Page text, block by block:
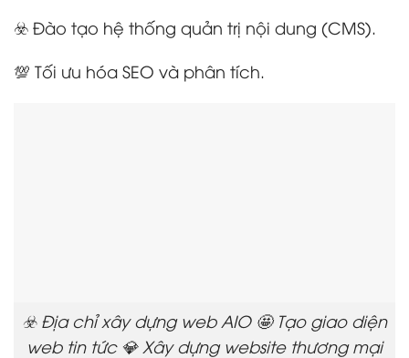
☣️ Đào tạo hệ thống quản trị nội dung (CMS).
💯 Tối ưu hóa SEO và phân tích.
☣️ Địa chỉ xây dựng web AIO 🤩 Tạo giao diện
web tin tức 💎 Xây dựng website thương mại